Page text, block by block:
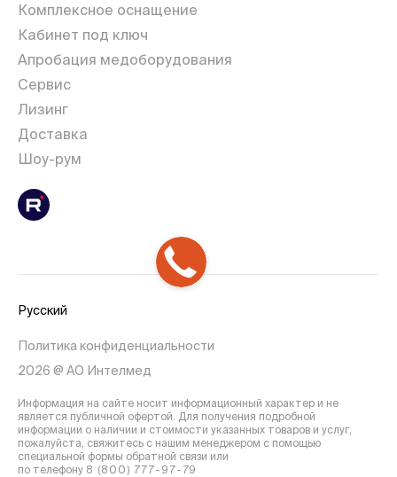
Комплексное оснащение
Кабинет под ключ
Апробация медоборудования
Сервис
Лизинг
Доставка
Шоу-рум
Русский
Политика конфиденциальности
2026 @ АО Интелмед
Информация на сайте носит информационный характер и не
является публичной офертой. Для получения подробной
информации о наличии и стоимости указанных товаров и услуг,
пожалуйста, свяжитесь с нашим менеджером с помощью
специальной формы обратной связи или
по телефону 8 (800) 777-97-79